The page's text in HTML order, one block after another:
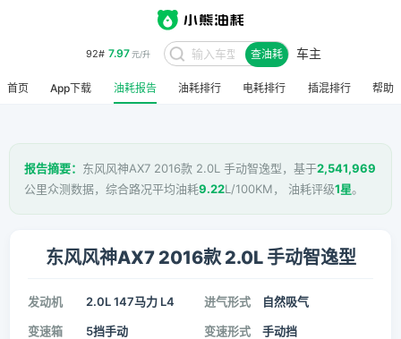
92# 7.97元/升 查油耗 车主
首页 App下载 油耗报告 油耗排行 电耗排行 插混排行 帮助
报告摘要： 东风风神AX7 2016款 2.0L 手动智逸型，基于2,541,969
公里众测数据，综合路况平均油耗9.22L/100KM， 油耗评级1星。
东风风神AX7 2016款 2.0L 手动智逸型
发动机 2.0L 147马力 L4 进气形式 自然吸气
变速箱 5挡手动 变速形式 手动挡